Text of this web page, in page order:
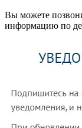
Вы можете
информацию по